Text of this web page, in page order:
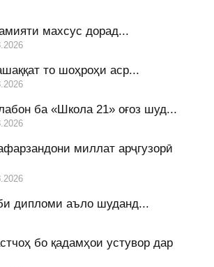
махсус дорад...
то шоҳроҳи аср...
ба «Школа 21» оғоз шуд...
миллат арҷгузорӣ
дипломи аъло шуданд...
бо қадамҳои устувор дар